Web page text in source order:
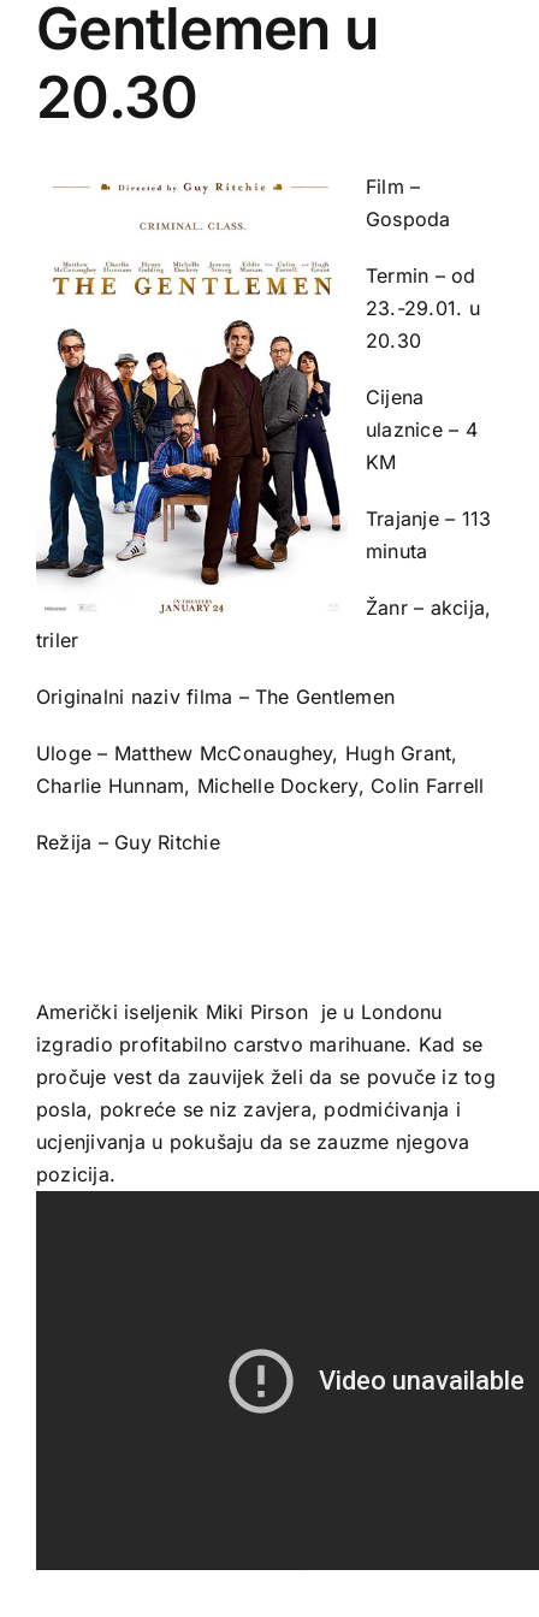
Gentlemen u
20.30
Film –
Gospoda
Termin – od
23.-29.01. u
20.30
Cijena
ulaznice – 4
KM
Trajanje – 113
minuta
Žanr – akcija,
triler
Originalni naziv filma – The Gentlemen
Uloge – Matthew McConaughey, Hugh Grant,
Charlie Hunnam, Michelle Dockery, Colin Farrell
Režija – Guy Ritchie
Američki iseljenik Miki Pirson je u Londonu
izgradio profitabilno carstvo marihuane. Kad se
pročuje vest da zauvijek želi da se povuče iz tog
posla, pokreće se niz zavjera, podmićivanja i
ucjenjivanja u pokušaju da se zauzme njegova
pozicija.